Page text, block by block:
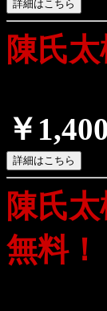
陳氏
￥1,400
陳氏
無料！